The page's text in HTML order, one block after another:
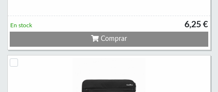
6,25 €
En stock
Comprar